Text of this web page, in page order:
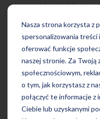
Nasza strona korzysta z
spersonalizowania treści
oferować funkcje
naszej stronie. Za Twoją
społecznościowym,
o tym, jak korzystasz z
połączyć te informacje z
Ciebie lub uzyskanymi
usług
połączenie) lub
2. Organizator
reklamację i
wnoszącą
załatwienia nie
14 dni od daty
Odpowiedź na